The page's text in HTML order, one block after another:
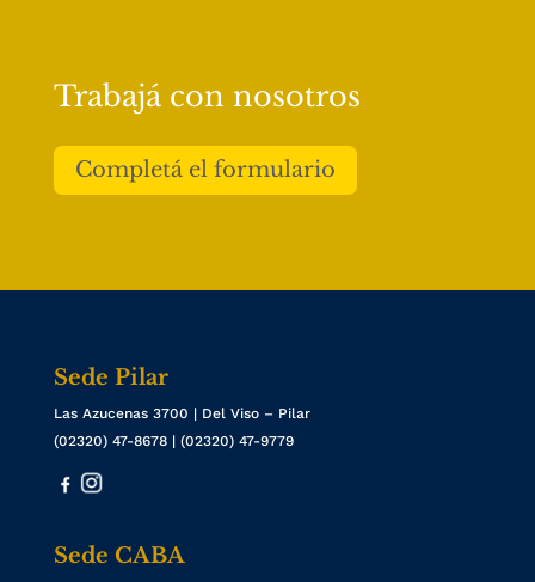
Trabajá con nosotros
Completá el formulario
Sede Pilar
Las Azucenas 3700 | Del Viso – Pilar
(02320) 47-8678 | (02320) 47-9779
Sede CABA